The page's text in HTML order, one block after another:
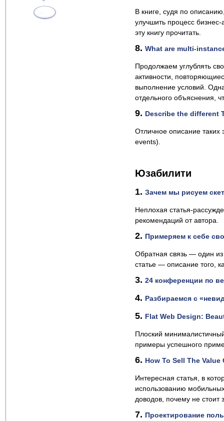
В книге, судя по
улучшить процесс
эту книгу прочитать.
8. What are multi-
Продолжаем углублять
активности,
выполнение условий.
отдельного объяснения,
9. Describe the different
Отличное описание таких
events).
Юзабилити
1. Зачем мы рисуем
Неплохая статья-
рекомендаций от автора.
2. Примеряем к себе
Обратная связь — один
статье — описание того,
3. 24 конференции по
4. Разбираемся с
5. Flat Web Design:
Плоский
примеры успешного
6. How To Sell The
Интересная статья, в
использованию
доводов, почему не
7. Проектирование